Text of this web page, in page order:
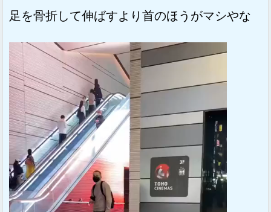
足を骨折して伸ばすより首のほうがマシやな